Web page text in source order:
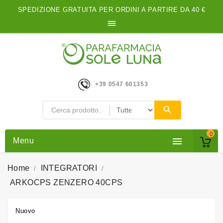
SPEDIZIONE GRATUITA PER ORDINI A PARTIRE DA 40 €

0
+39 0547 601353

Menu
Home
INTEGRATORI
ARKOCPS ZENZERO 40CPS
Nuovo